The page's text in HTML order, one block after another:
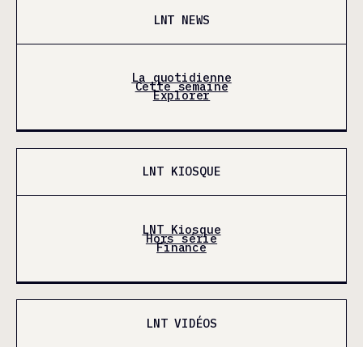
LNT NEWS
La quotidienne
Cette semaine
Explorer
LNT KIOSQUE
LNT Kiosque
Hors série
Finance
LNT VIDÉOS